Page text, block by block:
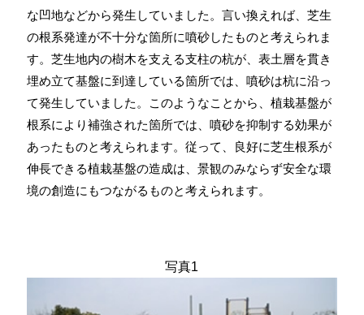
な凹地などから発生していました。言い換えれば、芝生
の根系発達が不十分な箇所に噴砂したものと考えられま
す。芝生地内の樹木を支える支柱の杭が、表土層を貫き
埋め立て基盤に到達している箇所では、噴砂は杭に沿っ
て発生していました。このようなことから、植栽基盤が
根系により補強された箇所では、噴砂を抑制する効果が
あったものと考えられます。従って、良好に芝生根系が
伸長できる植栽基盤の造成は、景観のみならず安全な環
境の創造にもつながるものと考えられます。
写真1